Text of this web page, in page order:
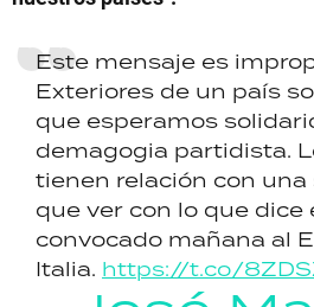
Este mensaje es
Exteriores de un país
que esperamos
demagogia partidista.
tienen relación con una
que ver con lo que dice
convocado mañana al
Italia. https://t.co/